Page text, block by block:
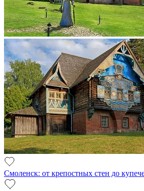
Смоленск: от крепостных стен до